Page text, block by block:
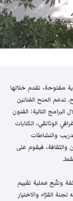
مفتوحة، تقدم خلالها
تدعم المنح الفنانين
التالية: الفنون
الوثائقي، الكتابات
والنشاطات
والثقافة، فيقوم على
المختلفة وتتّبع عملية تقييم
القرّاء والاختيار